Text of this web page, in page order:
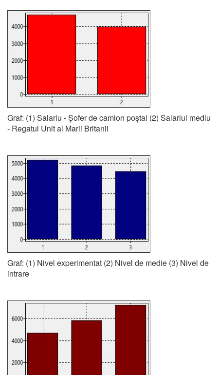
Graf: (1) Salariu - Șofer de camion poștal (2) Salariul mediu
- Regatul Unit al Marii Britanii
Graf: (1) Nivel experimentat (2) Nivel de medie (3) Nivel de
intrare